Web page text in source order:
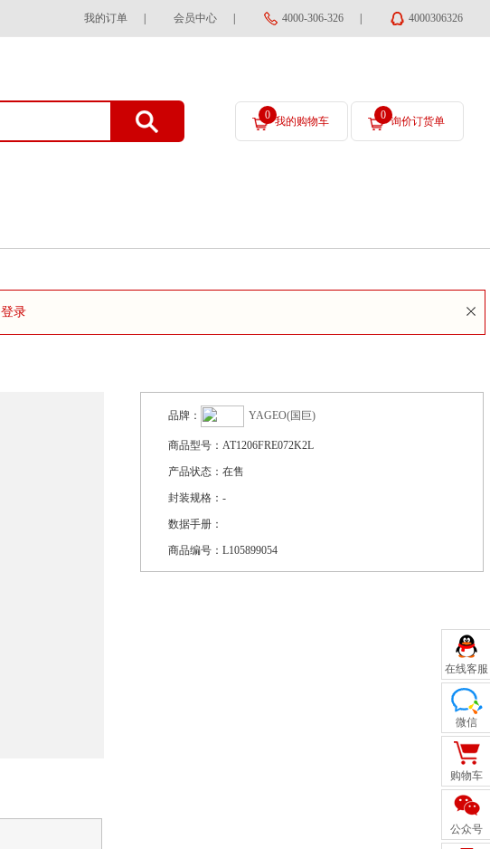
我的订单 会员中心 4000-306-326 4000306326
0 我的购物车 0 询价订货单
登录
品牌： YAGEO(国巨)
商品型号： AT1206FRE072K2L
产品状态： 在售
封装规格： -
数据手册：
商品编号： L105899054
在线客服
微信
购物车
公众号